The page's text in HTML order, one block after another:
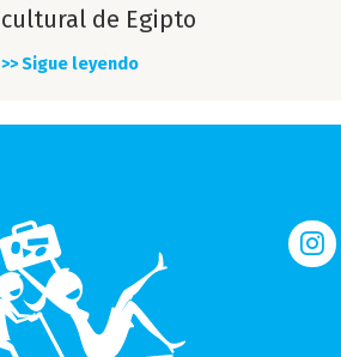
cultural de Egipto
>> Sigue leyendo